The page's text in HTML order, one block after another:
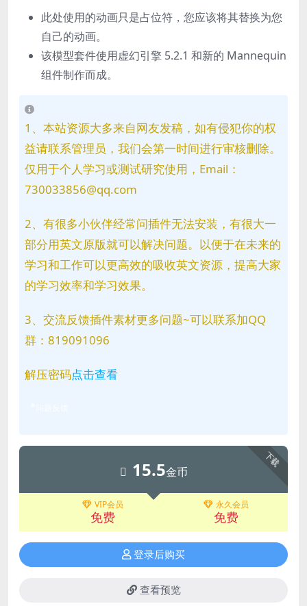
此处使用的动画只是占位符，您应该将其替换为您
自己的动画。
该模型套件使用虚幻引擎 5.2.1 和新的 Mannequin
组件制作而成。
1、本站资源大多来自网友发稿，如有侵犯你的权
益请联系管理员，我们会第一时间进行审核删除。
仅用于个人学习或测试研究使用，Email：
730033856@qq.com
2、有很多小伙伴经常问插件无法安装，有很大一
部分用英文原版就可以解决问题。以便于在未来的
学习和工作可以更高效的吸收英文资源，提高大家
的学习效率和学习效果。
3、交流反馈插件素材更多问题~可以联系加QQ
群：819091096
解压密码点击查看
下载
15.5金币
VIP会员
免费
永久会员
免费
登录后购买
查看预览